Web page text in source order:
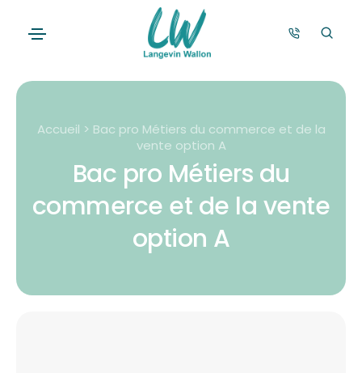
Accueil > Bac pro Métiers du commerce et de la
vente option A
Bac pro Métiers du
commerce et de la vente
option A